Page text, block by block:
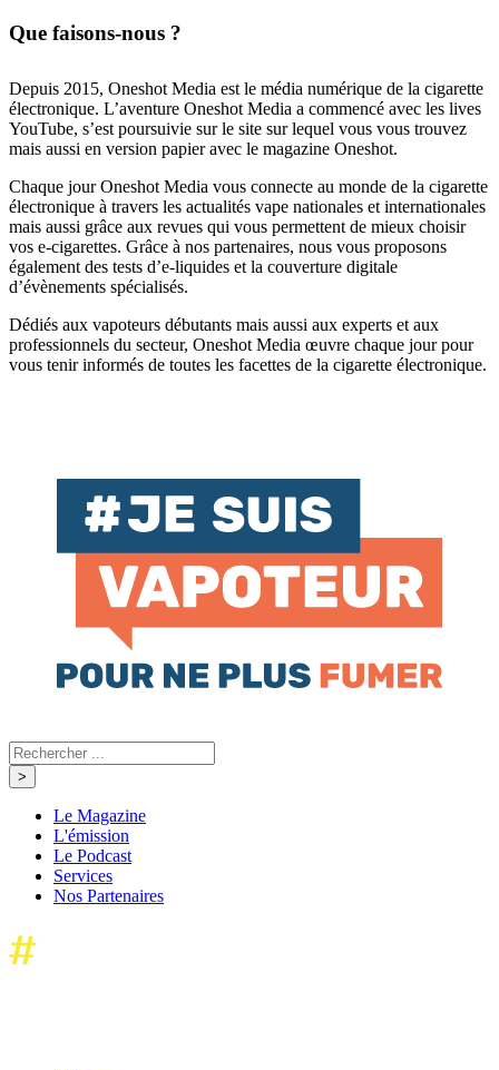
Que faisons-nous ?
Depuis 2015, Oneshot Media est le média numérique de la cigarette
électronique. L’aventure Oneshot Media a commencé avec les lives
YouTube, s’est poursuivie sur le site sur lequel vous vous trouvez
mais aussi en version papier avec le magazine Oneshot.
Chaque jour Oneshot Media vous connecte au monde de la cigarette
électronique à travers les actualités vape nationales et internationales
mais aussi grâce aux revues qui vous permettent de mieux choisir
vos e-cigarettes. Grâce à nos partenaires, nous vous proposons
également des tests d’e-liquides et la couverture digitale
d’évènements spécialisés.
Dédiés aux vapoteurs débutants mais aussi aux experts et aux
professionnels du secteur, Oneshot Media œuvre chaque jour pour
vous tenir informés de toutes les facettes de la cigarette électronique.
Le Magazine
L'émission
Le Podcast
Services
Nos Partenaires